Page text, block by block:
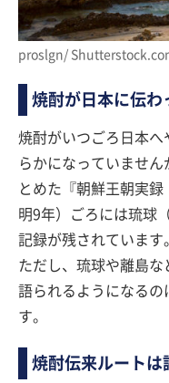
proslgn/
焼酎が日本に伝
焼酎がいつごろ日本へ
らかになっていませ
とめた『朝鮮王朝実
明9年）ごろには琉球
記録が残されています
ただし、琉球や離島
語られるようになるの
す。
焼酎伝来ルートは